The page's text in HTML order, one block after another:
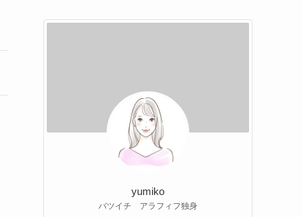
yumiko
バツイチ アラフィフ独身